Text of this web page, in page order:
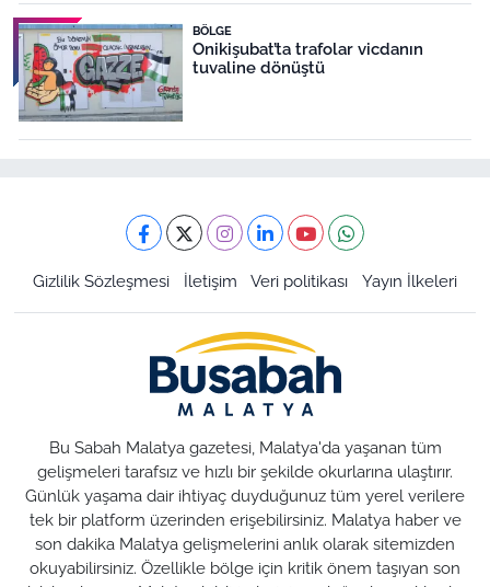
BÖLGE
Onikişubat’ta trafolar vicdanın
tuvaline dönüştü
Gizlilik Sözleşmesi İletişim Veri politikası Yayın İlkeleri
Bu Sabah Malatya gazetesi, Malatya'da yaşanan tüm
gelişmeleri tarafsız ve hızlı bir şekilde okurlarına ulaştırır.
Günlük yaşama dair ihtiyaç duyduğunuz tüm yerel verilere
tek bir platform üzerinden erişebilirsiniz. Malatya haber ve
son dakika Malatya gelişmelerini anlık olarak sitemizden
okuyabilirsiniz. Özellikle bölge için kritik önem taşıyan son